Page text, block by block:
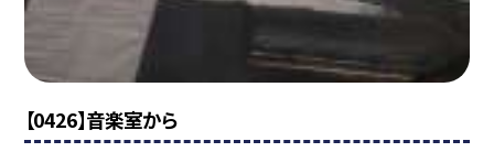
【0426】音楽室から